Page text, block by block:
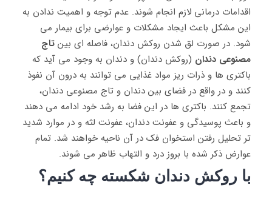
اقدامات درمانی لازم انجام شوند. عدم توجه و اهمیت ندادن به
این مشکل باعث ایجاد مشکلات و عوارضی برای بیمار می
‌شود. در صورت لق شدن روکش دندان، فاصله ‌ای بین تاج
مصنوعی دندان (روکش دندان) و دندان به وجود می ‌آید که
باکتری‌ ها و ذرات ریز مواد غذایی می‌ توانند به درون آن نفوذ
کنند و در واقع در فضای بین دندان و تاج مصنوعی دندان،
تجمع کنند. باکتری ها در این فضا به رشد خود ادامه می ‌دهند
و باعث پوسیدگی و عفونت دندان، عفونت لثه و در موارد شدید
تر تحلیل رفتن استخوان فک در آن ناحیه خواهند شد. تمام
عوارض ذکر شده با بروز درد و التهاب ظاهر می ‌شوند.
با روکش دندان شکسته چه کنیم؟